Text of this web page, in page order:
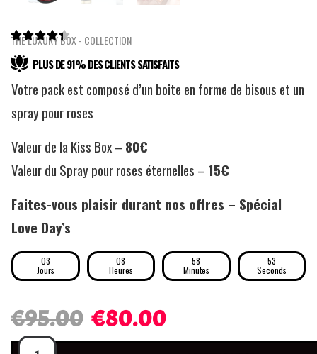

THE LUXURY BOX - COLLECTION
PLUS DE 91% DES CLIENTS SATISFAITS
Votre pack est composé d’un boite en forme de bisous et un
spray pour roses
Valeur de la Kiss Box – 80€
Valeur du Spray pour roses éternelles – 15€
Faites-vous plaisir durant nos offres – Spécial
Love Day’s
03
Jours
08
Heures
58
Minutes
52
Seconds
€95.00 €80.00